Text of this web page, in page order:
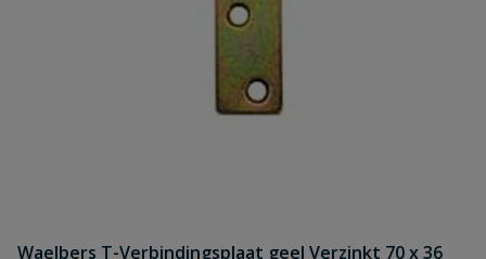
Waelbers T-Verbindingsplaat geel Verzinkt 70 x 36